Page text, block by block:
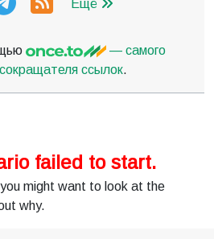
Ещё
— самого
ссылок.
failed to start.
might want to look at the
why.